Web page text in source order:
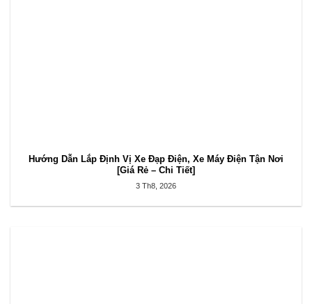
Hướng Dẫn Lắp Định Vị Xe Đạp Điện, Xe Máy Điện Tận Nơi
[Giá Rẻ – Chi Tiết]
3 Th8, 2026